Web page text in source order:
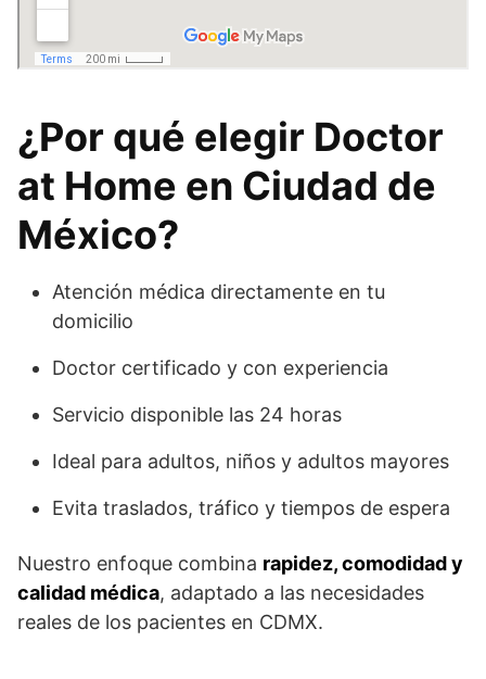
¿Por qué elegir Doctor
at Home en Ciudad de
México?
Atención médica directamente en tu
domicilio
Doctor certificado y con experiencia
Servicio disponible las 24 horas
Ideal para adultos, niños y adultos mayores
Evita traslados, tráfico y tiempos de espera
Nuestro enfoque combina rapidez, comodidad y
calidad médica, adaptado a las necesidades
reales de los pacientes en CDMX.